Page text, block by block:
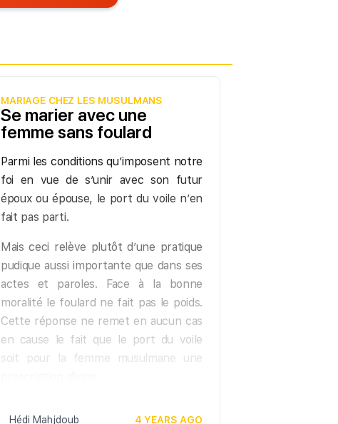
MARIAGE CHEZ LES MUSULMANS
Se marier avec une
femme sans foulard
Parmi les conditions qu’imposent notre
foi en vue de s’unir avec son futur
époux ou épouse, le port du voile n’en
fait pas parti.
Mais ceci relève plutôt d’une pratique
pudique aussi importante que dans ses
actes et paroles. Face à la bonne
moralité le foulard ne fait pas le poids.
Cette réponse ne remet en aucun cas
en cause le fait que le port du voile
soit pour la femme musulmane une
Hédi Mahjdoub 4 YEARS AGO